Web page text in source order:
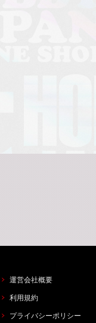
運営会社概要
利用規約
プライバシーポリシー